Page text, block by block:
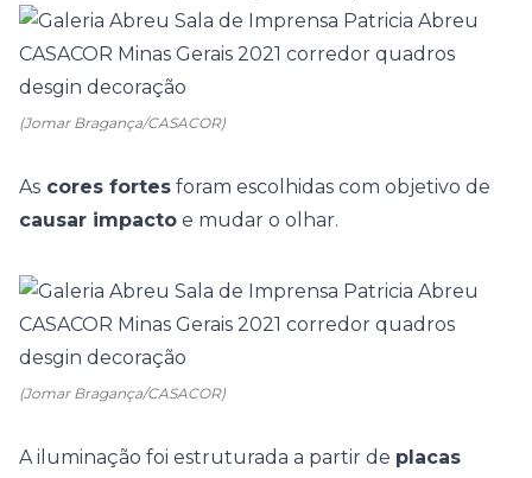
(Jomar Bragança/CASACOR)
As cores fortes foram escolhidas com objetivo de
causar impacto e mudar o olhar.
(Jomar Bragança/CASACOR)
A iluminação foi estruturada a partir de placas